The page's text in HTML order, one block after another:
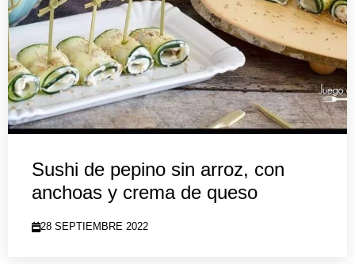
Sushi de pepino sin arroz, con
anchoas y crema de queso
28 SEPTIEMBRE 2022